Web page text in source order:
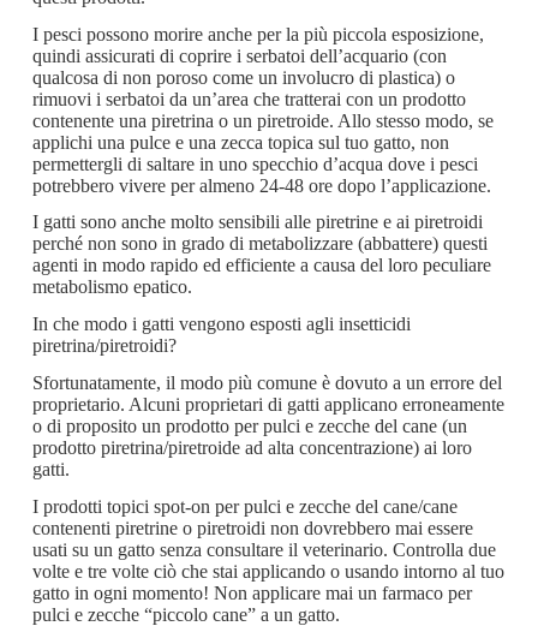
I pesci possono morire anche per la più piccola esposizione,
quindi assicurati di coprire i serbatoi dell’acquario (con
qualcosa di non poroso come un involucro di plastica) o
rimuovi i serbatoi da un’area che tratterai con un prodotto
contenente una piretrina o un piretroide. Allo stesso modo, se
applichi una pulce e una zecca topica sul tuo gatto, non
permettergli di saltare in uno specchio d’acqua dove i pesci
potrebbero vivere per almeno 24-48 ore dopo l’applicazione.
I gatti sono anche molto sensibili alle piretrine e ai piretroidi
perché non sono in grado di metabolizzare (abbattere) questi
agenti in modo rapido ed efficiente a causa del loro peculiare
metabolismo epatico.
In che modo i gatti vengono esposti agli insetticidi
piretrina/piretroidi?
Sfortunatamente, il modo più comune è dovuto a un errore del
proprietario. Alcuni proprietari di gatti applicano erroneamente
o di proposito un prodotto per pulci e zecche del cane (un
prodotto piretrina/piretroide ad alta concentrazione) ai loro
gatti.
I prodotti topici spot-on per pulci e zecche del cane/cane
contenenti piretrine o piretroidi non dovrebbero mai essere
usati su un gatto senza consultare il veterinario. Controlla due
volte e tre volte ciò che stai applicando o usando intorno al tuo
gatto in ogni momento! Non applicare mai un farmaco per
pulci e zecche “piccolo cane” a un gatto.